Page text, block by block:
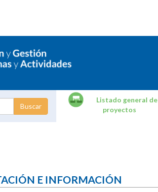
Listado general de
proyectos
E INFORMACIÓN